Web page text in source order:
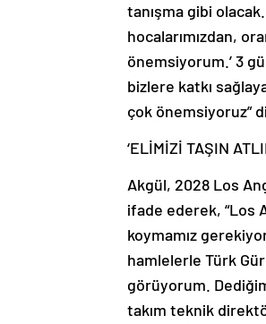
tanışma gibi
hocalarımızdan,
önemsiyorum.’ 3
bizlere katkı
çok önemsiyoruz”
‘ELİMİZİ TAŞIN
Akgül, 2028 Los
ifade ederek, “Los
koymamız
hamlelerle Türk
görüyorum.
takım teknik